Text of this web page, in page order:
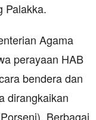
Palakka.
Agama
perayaan HAB
bendera dan
dirangkaikan
Berbagai